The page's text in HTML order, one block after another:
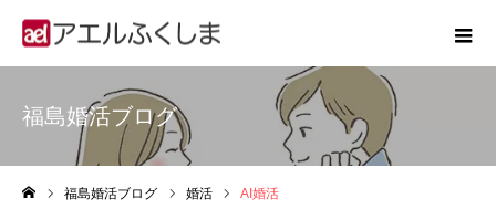
福島婚活ブログ
福島婚活ブログ 婚活 AI婚活